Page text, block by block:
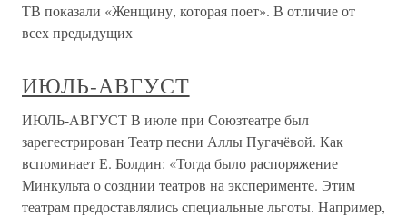
ТВ показали «Женщину, которая поет». В отличие от
всех предыдущих
ИЮЛЬ-АВГУСТ
ИЮЛЬ-АВГУСТ В июле при Союзтеатре был
зарегестрирован Театр песни Аллы Пугачёвой. Как
вспоминает Е. Болдин: «Тогда было распоряжение
Минкульта о созднии театров на эксперименте. Этим
театрам предоставлялись специальные льготы. Например,